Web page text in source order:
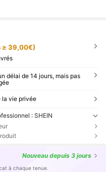
≥ 39,00€)
délai de 14 jours, mais pas
la vie privée
: SHEIN
Nouveaudepuis 3 jours
à chaque tenue.